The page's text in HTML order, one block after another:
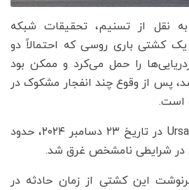
به نقل از تسنیم، تحقیقات شبکه
کشتی باری روسی که احتمالاً دو
را حمل می‌کرد و ممکن بود
پس از وقوع چند انفجار مشکوک در
است.
این کشتی با نام Ursa Major در تاریخ ۲۳ دسامبر ۲۰۲۴، حدود
این کشتی از زمان حادثه در